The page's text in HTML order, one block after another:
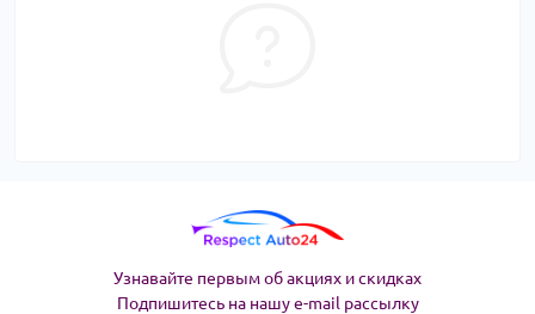
Узнавайте первым об акциях и скидках
Подпишитесь на нашу e-mail рассылку